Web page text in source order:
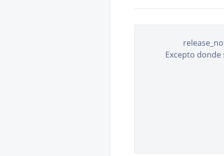
Excepto